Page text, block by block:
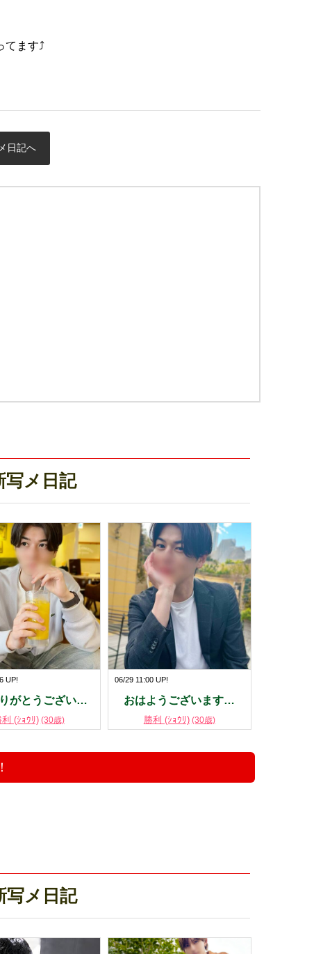
てます⤴️
日記へ
写メ日記
UP!
がとうござい…
利 (ｼｮｳﾘ) (30歳)
06/29 11:00 UP!
おはようございます…
勝利 (ｼｮｳﾘ) (30歳)
写メ日記